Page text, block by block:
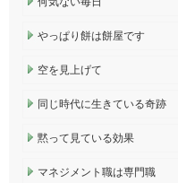
やっぱり餅は餅屋です
空を見上げて
同じ時代に生きている奇跡
黙って見ている効果
マネジメント職は専門職